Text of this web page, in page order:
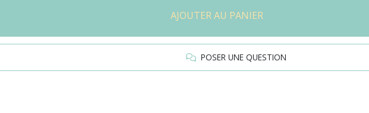
AJOUTER AU PANIER
POSER UNE QUESTION